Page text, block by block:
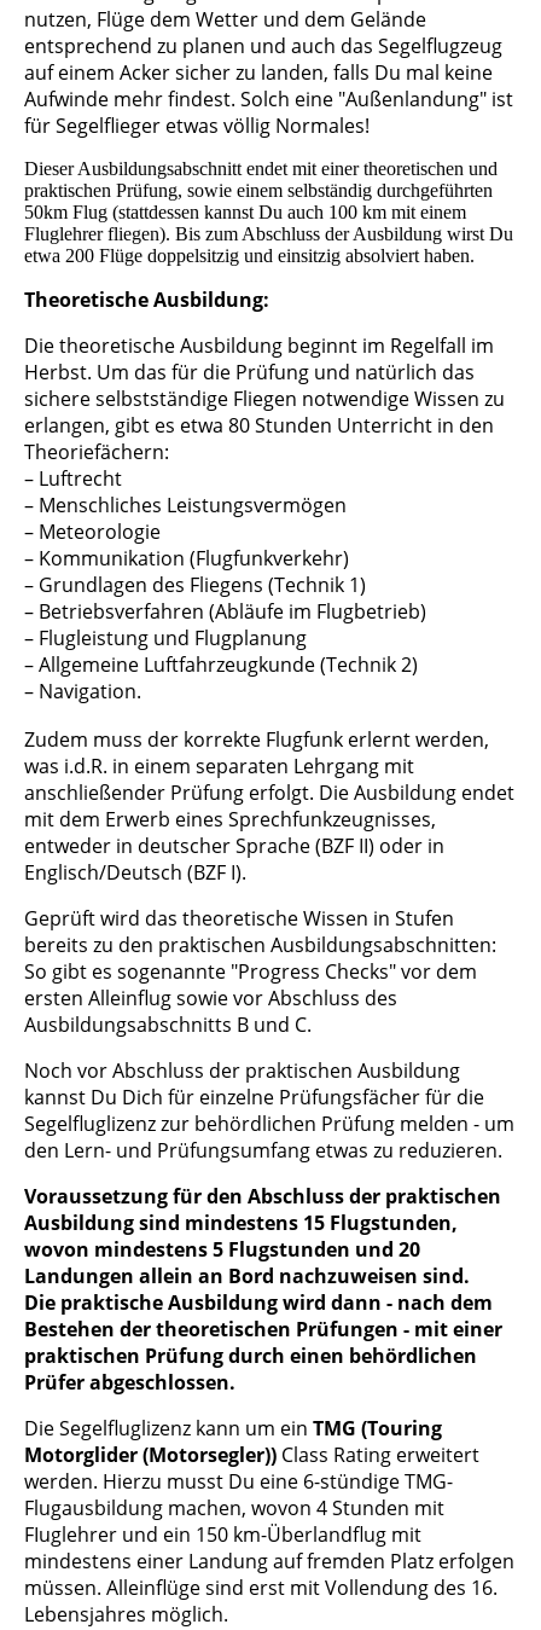
nutzen, Flüge dem Wetter und dem Gelände
entsprechend zu planen und auch das Segelflugzeug
auf einem Acker sicher zu landen, falls Du mal keine
Aufwinde mehr findest. Solch eine "Außenlandung" ist
für Segelflieger etwas völlig Normales!
Dieser Ausbildungsabschnitt endet mit einer theoretischen und
praktischen Prüfung, sowie einem selbständig durchgeführten
50km Flug (stattdessen kannst Du auch 100 km mit einem
Fluglehrer fliegen). Bis zum Abschluss der Ausbildung wirst Du
etwa 200 Flüge doppelsitzig und einsitzig absolviert haben.
Theoretische Ausbildung:
Die theoretische Ausbildung beginnt im Regelfall im
Herbst. Um das für die Prüfung und natürlich das
sichere selbstständige Fliegen notwendige Wissen zu
erlangen, gibt es etwa 80 Stunden Unterricht in den
Theoriefächern:
– Luftrecht
– Menschliches Leistungsvermögen
– Meteorologie
– Kommunikation (Flugfunkverkehr)
– Grundlagen des Fliegens (Technik 1)
– Betriebsverfahren (Abläufe im Flugbetrieb)
– Flugleistung und Flugplanung
– Allgemeine Luftfahrzeugkunde (Technik 2)
– Navigation.
Zudem muss der korrekte Flugfunk erlernt werden,
was i.d.R. in einem separaten Lehrgang mit
anschließender Prüfung erfolgt. Die Ausbildung endet
mit dem Erwerb eines Sprechfunkzeugnisses,
entweder in deutscher Sprache (BZF II) oder in
Englisch/Deutsch (BZF I).
Geprüft wird das theoretische Wissen in Stufen
bereits zu den praktischen Ausbildungsabschnitten:
So gibt es sogenannte "Progress Checks" vor dem
ersten Alleinflug sowie vor Abschluss des
Ausbildungsabschnitts B und C.
Noch vor Abschluss der praktischen Ausbildung
kannst Du Dich für einzelne Prüfungsfächer für die
Segelfluglizenz zur behördlichen Prüfung melden - um
den Lern- und Prüfungsumfang etwas zu reduzieren.
Voraussetzung für den Abschluss der praktischen
Ausbildung sind mindestens 15 Flugstunden,
wovon mindestens 5 Flugstunden und 20
Landungen allein an Bord nachzuweisen sind.
Die praktische Ausbildung wird dann - nach dem
Bestehen der theoretischen Prüfungen - mit einer
praktischen Prüfung durch einen behördlichen
Prüfer abgeschlossen.
Die Segelfluglizenz kann um ein TMG (Touring
Motorglider (Motorsegler)) Class Rating erweitert
werden. Hierzu musst Du eine 6-stündige TMG-
Flugausbildung machen, wovon 4 Stunden mit
FIuglehrer und ein 150 km-Überlandflug mit
mindestens einer Landung auf fremden Platz erfolgen
müssen. Alleinflüge sind erst mit Vollendung des 16.
Lebensjahres möglich.